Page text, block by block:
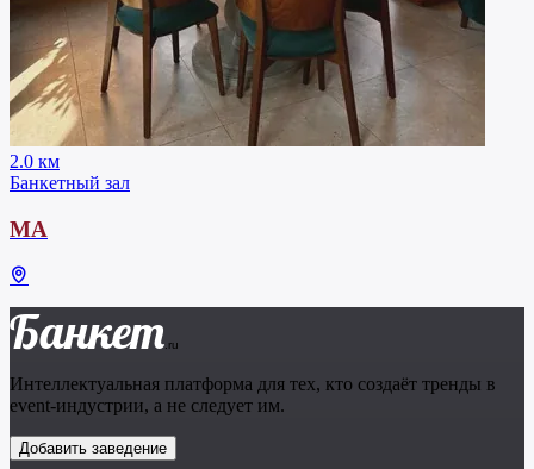
2.0 км
Банкетный зал
МА
Банкет .ru
Интеллектуальная платформа для тех, кто создаёт тренды в
event-индустрии, а не следует им.
Добавить заведение